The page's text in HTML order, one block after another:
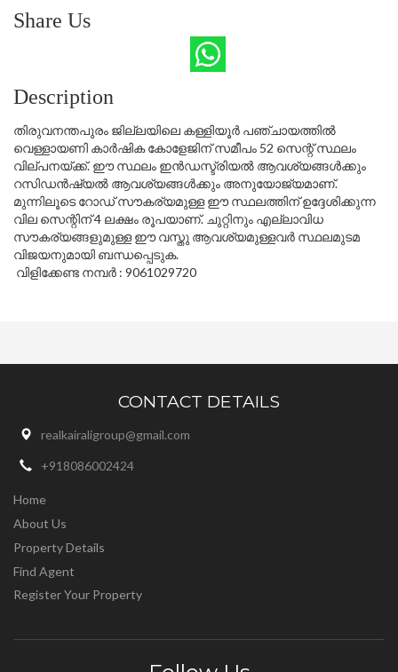
Share Us
Description
തിരുവനന്തപുരം ജില്ലയിലെ കള്ളിയൂർ പഞ്ചായത്തിൽ
വെള്ളായണി കാർഷിക കോളേജിന് സമീപം 52 സെന്റ് സ്ഥലം
വില്പനയ്ക്ക്. ഈ സ്ഥലം ഇൻഡസ്ട്രിയൽ ആവശ്യങ്ങൾക്കും
റസിഡൻഷ്യൽ ആവശ്യങ്ങൾക്കും അനുയോജ്യമാണ്.
മുന്നിലൂടെ റോഡ് സൗകര്യമുള്ള ഈ സ്ഥലത്തിന് ഉദ്ദേശിക്കുന്ന
വില സെന്റിന് 4 ലക്ഷം രൂപയാണ്. ചുറ്റിനും എല്ലാവിധ
സൗകര്യങ്ങളുമുള്ള ഈ വസ്തു ആവശ്യമുള്ളവർ സ്ഥലമുടമ
വിജയനുമായി ബന്ധപ്പെടുക.
വിളിക്കേണ്ട നമ്പർ : 9061029720
CONTACT DETAILS
realkairaligroup@gmail.com
+918086002424
Home
About Us
Property Details
Find Agent
Register Your Property